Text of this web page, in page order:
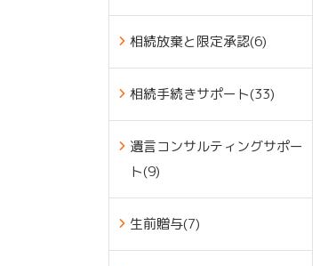
相続放棄と限定承認(6)
相続手続きサポート(33)
遺言コンサルティングサポー
ト(9)
生前贈与(7)